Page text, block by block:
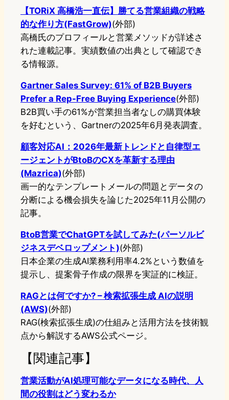
【TORiX 高橋浩一直伝】勝てる営業組織の戦略
的な作り方(FastGrow)(外部)
高橋氏のプロフィールと営業メソッドが詳述さ
れた連載記事。実績数値の出典として確認でき
る情報源。
Gartner Sales Survey: 61% of B2B Buyers
Prefer a Rep-Free Buying Experience(外部)
B2B買い手の61%が営業担当者なしの購買体験
を好むという、Gartnerの2025年6月発表調査。
顧客対応AI：2026年最新トレンドと自律型エ
ージェントがBtoBのCXを革新する理由
(Mazrica)(外部)
画一的なテンプレートメールの問題とデータの
分断による機会損失を論じた2025年11月公開の
記事。
BtoB営業でChatGPTを試してみた(パーソルビ
ジネスデベロップメント)(外部)
日本企業の生成AI業務利用率4.2%という数値を
提示し、提案骨子作成の限界を実証的に検証。
RAGとは何ですか? – 検索拡張生成 AIの説明
(AWS)(外部)
RAG(検索拡張生成)の仕組みと活用方法を技術観
点から解説するAWS公式ページ。
【関連記事】
営業活動がAI処理可能なデータになる時代、人
間の役割はどう変わるか